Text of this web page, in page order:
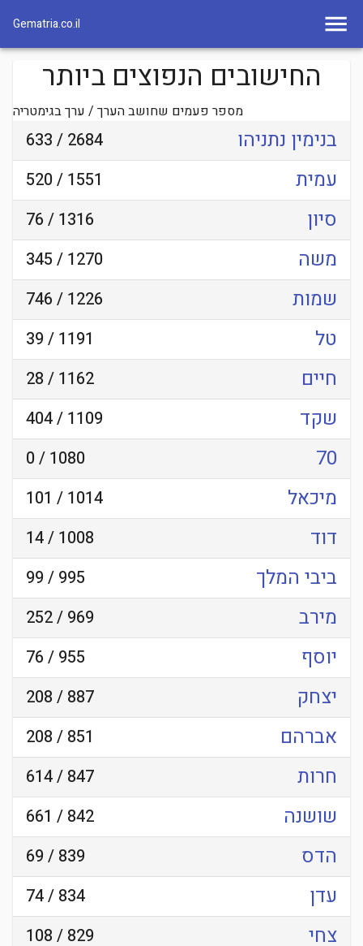
Gematria.co.il
החישובים הנפוצים ביותר
מספר פעמים שחושב הערך / ערך בגימטריה
בנימין נתניהו 2684 / 633
עמית 1551 / 520
סיון 1316 / 76
משה 1270 / 345
שמות 1226 / 746
טל 1191 / 39
חיים 1162 / 28
שקד 1109 / 404
70
1080 / 0
מיכאל 1014 / 101
דוד 1008 / 14
ביבי המלך 995 / 99
מירב 969 / 252
יוסף 955 / 76
יצחק 887 / 208
אברהם 851 / 208
חרות 847 / 614
שושנה 842 / 661
הדס 839 / 69
עדן 834 / 74
צחי 829 / 108